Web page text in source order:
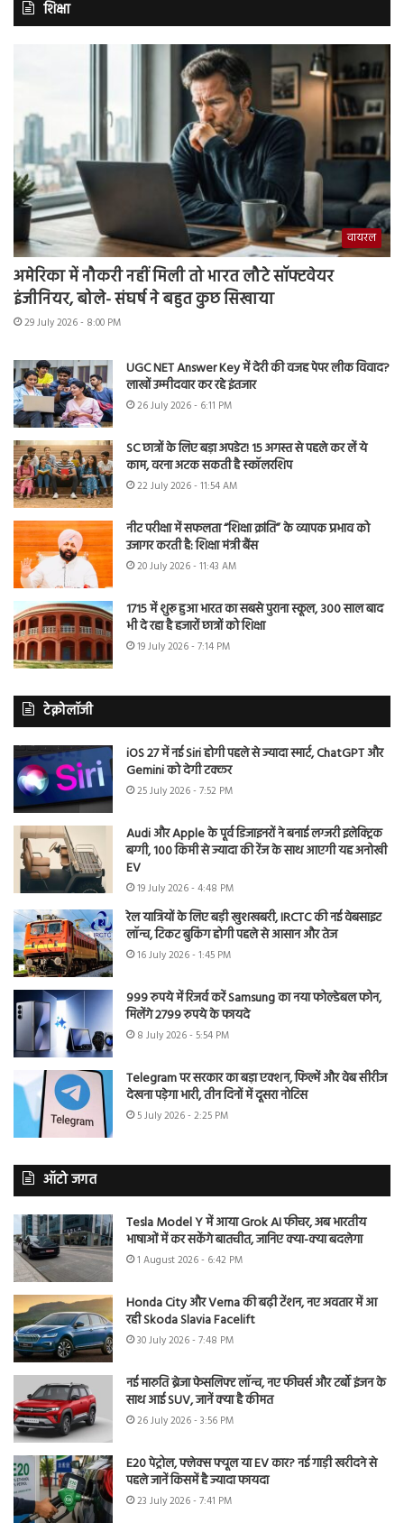
शिक्षा
वायरल
अमेरिका में नौकरी नहीं मिली तो भारत लौटे सॉफ्टवेयर
इंजीनियर, बोले- संघर्ष ने बहुत कुछ सिखाया
29 July 2026 - 8:00 PM
UGC NET Answer Key में देरी की वजह पेपर लीक विवाद?
लाखों उम्मीदवार कर रहे इंतजार
26 July 2026 - 6:11 PM
SC छात्रों के लिए बड़ा अपडेट! 15 अगस्त से पहले कर लें ये
काम, वरना अटक सकती है स्कॉलरशिप
22 July 2026 - 11:54 AM
नीट परीक्षा में सफलता “शिक्षा क्रांति” के व्यापक प्रभाव को
उजागर करती है: शिक्षा मंत्री बैंस
20 July 2026 - 11:43 AM
1715 में शुरू हुआ भारत का सबसे पुराना स्कूल, 300 साल बाद
भी दे रहा है हजारों छात्रों को शिक्षा
19 July 2026 - 7:14 PM
टेक्नोलॉजी
iOS 27 में नई Siri होगी पहले से ज्यादा स्मार्ट, ChatGPT और
Gemini को देगी टक्कर
25 July 2026 - 7:52 PM
Audi और Apple के पूर्व डिजाइनरों ने बनाई लग्जरी इलेक्ट्रिक
बग्गी, 100 किमी से ज्यादा की रेंज के साथ आएगी यह अनोखी
EV
19 July 2026 - 4:48 PM
रेल यात्रियों के लिए बड़ी खुशखबरी, IRCTC की नई वेबसाइट
लॉन्च, टिकट बुकिंग होगी पहले से आसान और तेज
16 July 2026 - 1:45 PM
999 रुपये में रिजर्व करें Samsung का नया फोल्डेबल फोन,
मिलेंगे 2799 रुपये के फायदे
8 July 2026 - 5:54 PM
Telegram पर सरकार का बड़ा एक्शन, फिल्में और वेब सीरीज
देखना पड़ेगा भारी, तीन दिनों में दूसरा नोटिस
5 July 2026 - 2:25 PM
ऑटो जगत
Tesla Model Y में आया Grok AI फीचर, अब भारतीय
भाषाओं में कर सकेंगे बातचीत, जानिए क्या-क्या बदलेगा
1 August 2026 - 6:42 PM
Honda City और Verna की बढ़ी टेंशन, नए अवतार में आ
रही Skoda Slavia Facelift
30 July 2026 - 7:48 PM
नई मारुति ब्रेजा फेसलिफ्ट लॉन्च, नए फीचर्स और टर्बो इंजन के
साथ आई SUV, जानें क्या है कीमत
26 July 2026 - 3:56 PM
E20 पेट्रोल, फ्लेक्स फ्यूल या EV कार? नई गाड़ी खरीदने से
पहले जानें किसमें है ज्यादा फायदा
23 July 2026 - 7:41 PM